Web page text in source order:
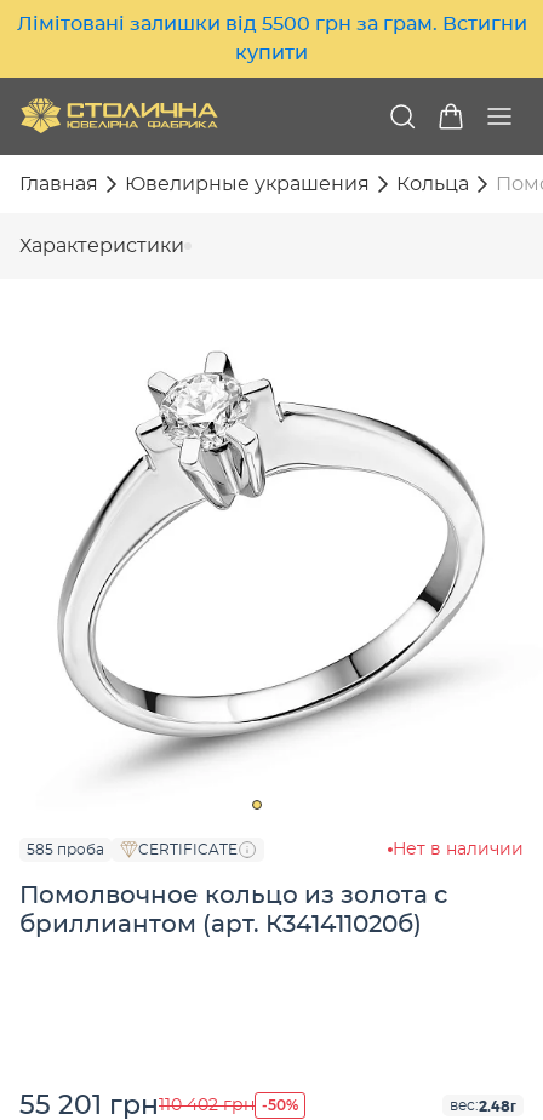
Лімітовані залишки від 5500 грн за грам. Встигни
купити
Главная Ювелирные украшения Кольца
Характеристики
585 проба CERTIFICATE Нет в наличии
Помолвочное кольцо из золота с
бриллиантом (арт. К341411020б)
55 201 грн110 402 грн -50% вес:2.48г